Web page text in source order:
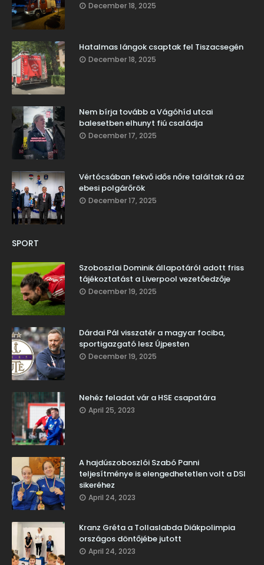
December 18, 2025
Hatalmas lángok csaptak fel Tiszacsegén
December 18, 2025
Nem bírja tovább a Vágóhíd utcai
balesetben elhunyt fiú családja
December 17, 2025
Vértócsában fekvő idős nőre találtak rá az
ebesi polgárőrök
December 17, 2025
SPORT
Szoboszlai Dominik állapotáról adott friss
tájékoztatást a Liverpool vezetőedzője
December 19, 2025
Dárdai Pál visszatér a magyar fociba,
sportigazgató lesz Újpesten
December 19, 2025
Nehéz feladat vár a HSE csapatára
April 25, 2023
A hajdúszoboszlói Szabó Panni
teljesítménye is elengedhetetlen volt a DSI
sikeréhez
April 24, 2023
Kranz Gréta a Tollaslabda Diákpolimpia
országos döntőjébe jutott
April 24, 2023